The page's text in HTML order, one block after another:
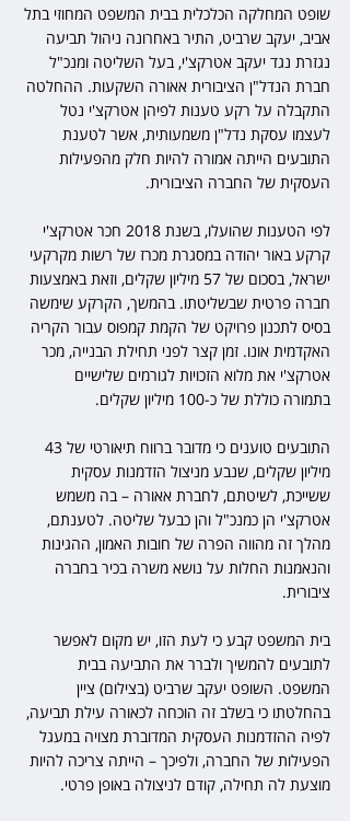
שופט המחלקה הכלכלית בבית המשפט המחוזי בתל
אביב, יעקב שרביט, התיר באחרונה ניהול תביעה
נגזרת נגד יעקב אטרקצ'י, בעל השליטה ומנכ"ל
חברת הנדל"ן הציבורית אאורה השקעות. ההחלטה
התקבלה על רקע טענות לפיהן אטרקצ'י נטל
לעצמו עסקת נדל"ן משמעותית, אשר לטענת
התובעים הייתה אמורה להיות חלק מהפעילות
העסקית של החברה הציבורית.
לפי הטענות שהועלו, בשנת 2018 חכר אטרקצ'י
קרקע באור יהודה במסגרת מכרז של רשות מקרקעי
ישראל, בסכום של 57 מיליון שקלים, וזאת באמצעות
חברה פרטית שבשליטתו. בהמשך, הקרקע שימשה
בסיס לתכנון פרויקט של הקמת קמפוס עבור הקריה
האקדמית אונו. זמן קצר לפני תחילת הבנייה, מכר
אטרקצ'י את מלוא הזכויות לגורמים שלישיים
בתמורה כוללת של כ-100 מיליון שקלים.
מיליון שקלים, שנבע מניצול הזדמנות עסקית
ששייכת, לשיטתם, לחברת אאורה – בה משמש
אטרקצ'י הן כמנכ"ל והן כבעל שליטה. לטענתם,
מהלך זה מהווה הפרה של חובות האמון, ההגינות
והנאמנות החלות על נושא משרה בכיר בחברה
ציבורית.
בית המשפט קבע כי לעת הזו, יש מקום לאפשר
לתובעים להמשיך ולברר את התביעה בבית
המשפט. השופט יעקב שרביט (בצילום) ציין
בהחלטתו כי בשלב זה הוכחה לכאורה עילת תביעה,
לפיה ההזדמנות העסקית המדוברת מצויה במעגל
הפעילות של החברה, ולפיכך – הייתה צריכה להיות
מוצעת לה תחילה, קודם לניצולה באופן פרטי.